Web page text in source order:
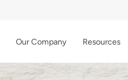
Our Company Resources